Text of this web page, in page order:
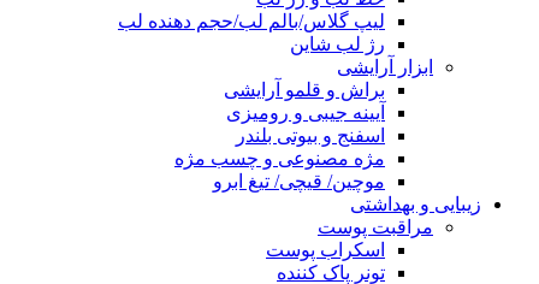
لیپ گلاس/بالم لب/حجم دهنده لب
رژ لب شاین
ابزار آرایشی
براش و قلمو آرایشی
آیینه جیبی و رومیزی
اسفنج و بیوتی بلندر
مژه مصنوعی و چسب مژه
موچین/ قیچی/ تیغ ابرو
زیبایی و بهداشتی
مراقبت پوست
اسکراب پوست
تونر پاک کننده